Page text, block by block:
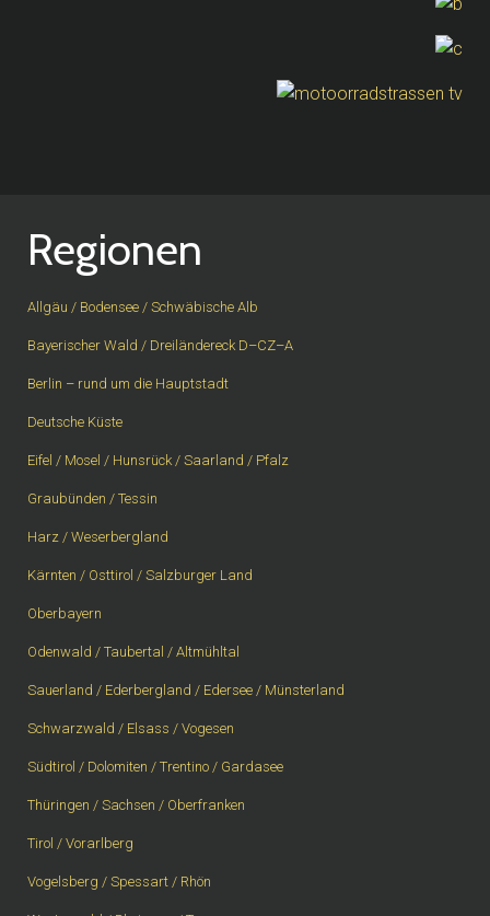
Regionen
Allgäu / Bodensee / Schwäbische Alb
Bayerischer Wald / Dreiländereck D–CZ–A
Berlin – rund um die Hauptstadt
Deutsche Küste
Eifel / Mosel / Hunsrück / Saarland / Pfalz
Graubünden / Tessin
Harz / Weserbergland
Kärnten / Osttirol / Salzburger Land
Oberbayern
Odenwald / Taubertal / Altmühltal
Sauerland / Ederbergland / Edersee / Münsterland
Schwarzwald / Elsass / Vogesen
Südtirol / Dolomiten / Trentino / Gardasee
Thüringen / Sachsen / Oberfranken
Tirol / Vorarlberg
Vogelsberg / Spessart / Rhön